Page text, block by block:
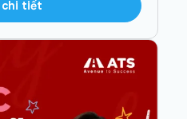
chi tiết